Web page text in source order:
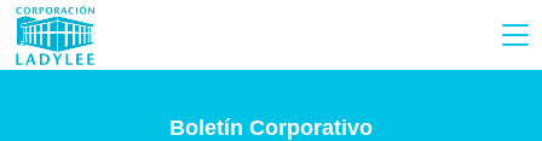
Boletín Corporativo